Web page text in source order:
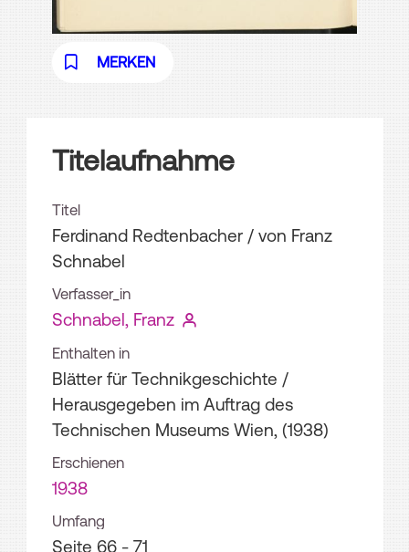
MERKEN
Titelaufnahme
Titel
Ferdinand Redtenbacher / von Franz
Schnabel
Verfasser_in
Schnabel, Franz
Enthalten in
Blätter für Technikgeschichte /
Herausgegeben im Auftrag des
Technischen Museums Wien, (1938)
Erschienen
1938
Umfang
Seite 66 - 71